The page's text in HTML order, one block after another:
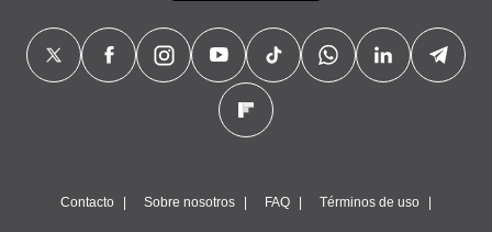
Contacto Sobre nosotros FAQ Términos de uso